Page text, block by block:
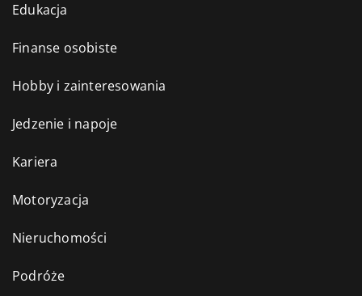
Edukacja
Finanse osobiste
Hobby i zainteresowania
Jedzenie i napoje
Kariera
Motoryzacja
Nieruchomości
Podróże